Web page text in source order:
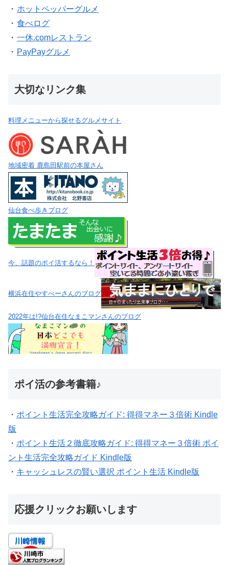
・ ホットペッパーグルメ
・ 食べログ
・ 一休.comレストラン
・ PayPayグルメ
大切なリンク集
料理メニューから探せるグルメサイト
地域密着 鹿島田駅前の本屋さん
仙台食べ歩きブログ
今、話題のポイ活するなら！
横浜在住やすべーさんのブログ
2022年は!?仙台在住なまこマンさんのブログ
ポイ活の参考書籍♪
・ ポイント生活完全攻略ガイド: 得得マネー３倍術 Kindle
版
・ ポイント生活２徹底攻略ガイド: 得得マネー３倍術 ポイ
ント生活完全攻略ガイド Kindle版
・ キャッシュレスの賢い選択 ポイント生活 Kindle版
応援クリックお願いします